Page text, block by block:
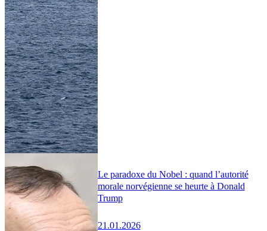
Le paradoxe du Nobel : quand l’autorité
morale norvégienne se heurte à Donald
Trump
21.01.2026